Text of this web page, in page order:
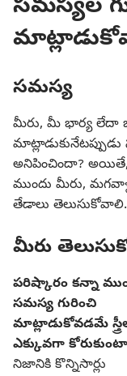
సమస్యల
సమస్య
మీరు, మీ భార్య లేదా
అనిపించిందా? అయితే,
ముందు మీరు,
తేడాలు తెలుసుకోవాలి.
మీరు
పరిష్కారం కన్నా
సమస్య గురించి
మాట్లాడుకోవడమే
ఎక్కువగా
నిజానికి కొన్నిసార్లు